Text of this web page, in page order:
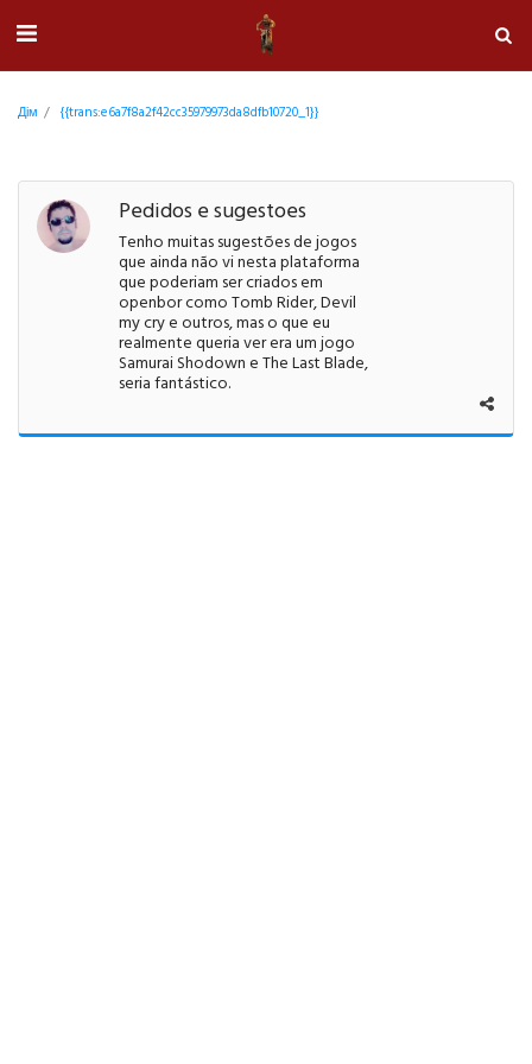
Дім {{trans:e6a7f8a2f42cc35979973da8dfb10720_1}}
Pedidos e sugestoes
Tenho muitas sugestões de jogos
que ainda não vi nesta plataforma
que poderiam ser criados em
openbor como Tomb Rider, Devil
my cry e outros, mas o que eu
realmente queria ver era um jogo
Samurai Shodown e The Last Blade,
seria fantástico.